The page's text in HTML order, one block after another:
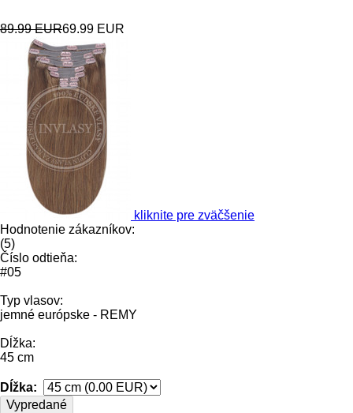
89.99 EUR69.99 EUR
kliknite pre zväčšenie
Hodnotenie zákazníkov:
(5)
Číslo odtieňa:
#05
Typ vlasov:
jemné európske - REMY
Dĺžka:
45 cm
Dĺžka:
Vypredané